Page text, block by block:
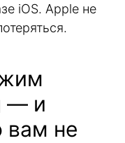
iOS. Apple не
— и
вам не